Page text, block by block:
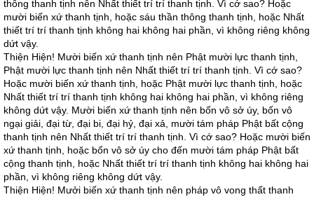
thông thanh tịnh nên Nhất thiết trí trí thanh tịnh. Vì cớ sao? Hoặc
mười biến xứ thanh tịnh, hoặc sáu thần thông thanh tịnh, hoặc Nhất
thiết trí trí thanh tịnh không hai không hai phần, vì không riêng không
dứt vậy.
Thiện Hiện! Mười biến xứ thanh tịnh nên Phật mười lực thanh tịnh,
Phật mười lực thanh tịnh nên Nhất thiết trí trí thanh tịnh. Vì cớ sao?
Hoặc mười biến xứ thanh tịnh, hoặc Phật mười lực thanh tịnh, hoặc
Nhất thiết trí trí thanh tịnh không hai không hai phần, vì không riêng
không dứt vậy. Mười biến xứ thanh tịnh nên bốn vô sở úy, bốn vô
ngại giải, đại từ, đại bi, đại hỷ, đại xả, mười tám pháp Phật bất cộng
thanh tịnh nên Nhất thiết trí trí thanh tịnh. Vì cớ sao? Hoặc mười biến
xứ thanh tịnh, hoặc bốn vô sở úy cho đến mười tám pháp Phật bất
cộng thanh tịnh, hoặc Nhất thiết trí trí thanh tịnh không hai không hai
phần, vì không riêng không dứt vậy.
Thiện Hiện! Mưởi biến xứ thanh tịnh nên pháp vô vong thất thanh